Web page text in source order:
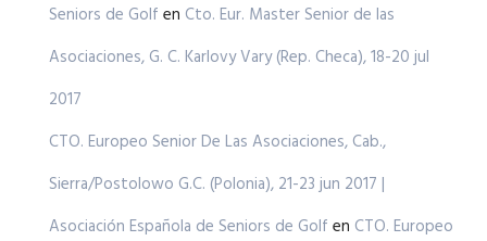
Seniors de Golf en Cto. Eur. Master Senior de las
Asociaciones, G. C. Karlovy Vary (Rep. Checa), 18-20 jul
2017
CTO. Europeo Senior De Las Asociaciones, Cab.,
Sierra/Postolowo G.C. (Polonia), 21-23 jun 2017 |
Asociación Española de Seniors de Golf en CTO. Europeo